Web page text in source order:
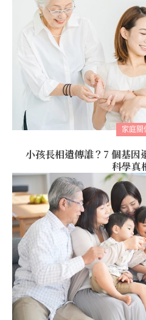
家庭關
小孩長相遺傳誰？7 個基因
科學真